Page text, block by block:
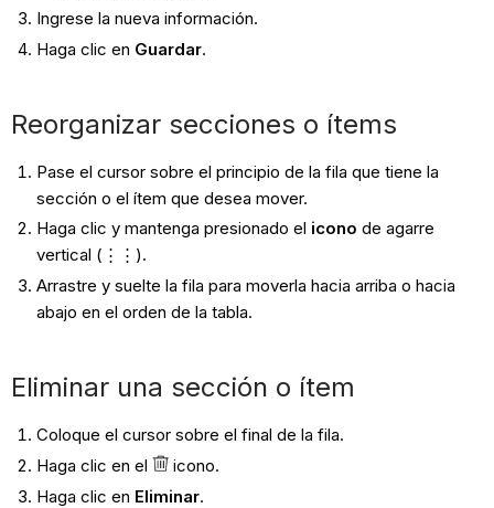
Ingrese la nueva información.
Haga clic en Guardar.
Reorganizar secciones o ítems
Pase el cursor sobre el principio de la fila que tiene la
sección o el ítem que desea mover.
Haga clic y mantenga presionado el icono de agarre
vertical (⋮⋮).
Arrastre y suelte la fila para moverla hacia arriba o hacia
abajo en el orden de la tabla.
Eliminar una sección o ítem
Coloque el cursor sobre el final de la fila.
Haga clic en el
icono.
Haga clic en Eliminar.